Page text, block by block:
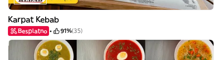
Karpat Kebab
Besplatno 91%(35)